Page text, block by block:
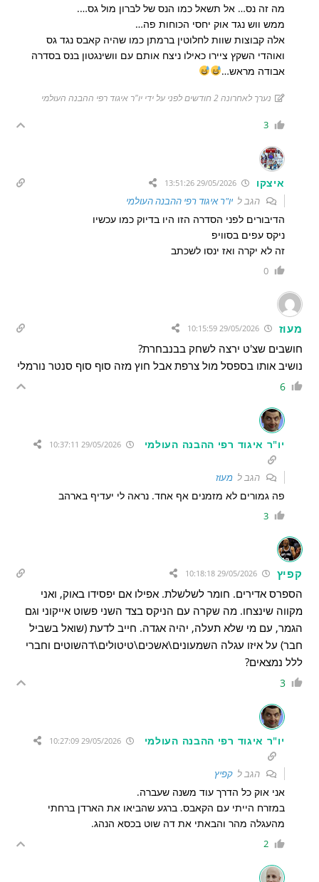
מה זה נס… אל תשאל כמו הנס של לברון מול גס….
ממש ווש נגד אוק יחסי הכוחות פה…
אלה קבוצות שוות לחלוטין ברמתן כמו שהיה קאבס נגד גס
ואוהדי השקץ ציירו כאילו ניצח אותם עם וושינגטון בנס בסדרה
אבודה מראש…
נערך לאחרונה 2 חודשים לפני על ידי יו"ר איגוד רפי ההבנה העולמי
3
איצקו
הגב ליו"ר איגוד רפי ההבנה העולמי
הדיבורים לפני הסדרה הזו היו בדיוק כמו עכשיו
ניקס עפים בסוויפ
זה לא יקרה ואז ינסו לשכתב
0
מעוז 29/05/2026 10:15:59
חושבים שצ'ט ירצה לשחק בבנבחרת?
נושיב אותו בספסל מול צרפת אבל חוץ מזה סוף סוף סנטר נורמלי
6
יו"ר איגוד רפי ההבנה העולמי 29/05/2026 10:37:11
הגב למעוז
פה גמורים לא מזמנים אף אחד. נראה לי יעדיף בארהב
3
קפיץ 29/05/2026 10:18:18
הספרס אדירים. חומר לשלשלת. אפילו אם יפסידו באוק, ואני
מקווה שינצחו. מה שקרה עם הניקס בצד השני פשוט אייקוני וגם
הגמר, עם מי שלא תעלה, יהיה אגדה. חייב לדעת (שואל בשביל
חבר) על איזו עגלה השמעונים\אשכים\טיטולים\דהשוטים וחברי
ללל נמצאים?
3
יו"ר איגוד רפי ההבנה העולמי 29/05/2026 10:27:09
הגב לקפיץ
אני אוק כל הדרך עוד משנה שעברה.
במזרח הייתי עם הקאבס. ברגע שהביאו את הארדן ברחתי
מהעגלה מהר והבאתי את דה שוט בכסא הנהג.
2